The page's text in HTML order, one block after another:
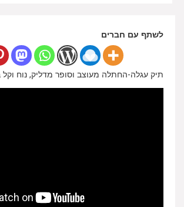
לשתף עם חברים
תיק עגלה-החתלה מעוצב וסופר מדליק, נוח וקל